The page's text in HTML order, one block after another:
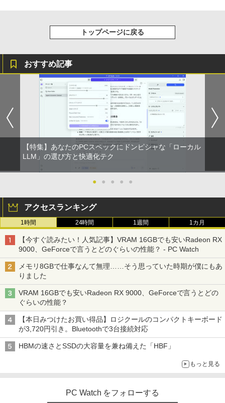
トップページに戻る
おすすめ記事
【特集】あなたのPCスペックにドンピシャな「ローカル
LLM」の選び方と快適化テク
● ● ● ● ●
アクセスランキング
1時間 24時間 1週間 1カ月
【今すぐ読みたい！人気記事】VRAM 16GBでも安いRadeon RX
9000、GeForceで言うとどのぐらいの性能？ - PC Watch
メモリ8GBで仕事なんて無理……そう思っていた時期が僕にもあ
りました
VRAM 16GBでも安いRadeon RX 9000、GeForceで言うとどの
ぐらいの性能？
【本日みつけたお買い得品】ロジクールのコンパクトキーボード
が3,720円引き。Bluetoothで3台接続対応
HBMの速さとSSDの大容量を兼ね備えた「HBF」
もっと見る
PC Watch をフォローする